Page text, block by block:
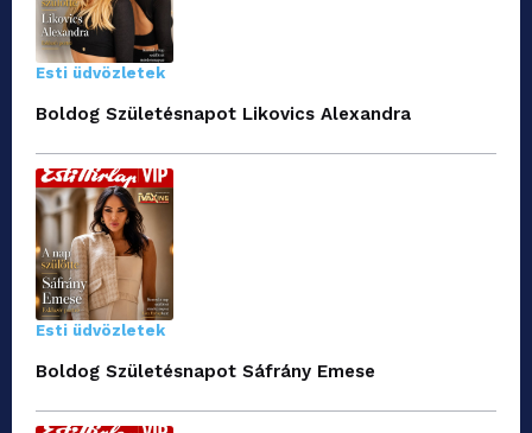
Esti üdvözletek
Boldog Születésnapot Likovics Alexandra
Esti üdvözletek
Boldog Születésnapot Sáfrány Emese